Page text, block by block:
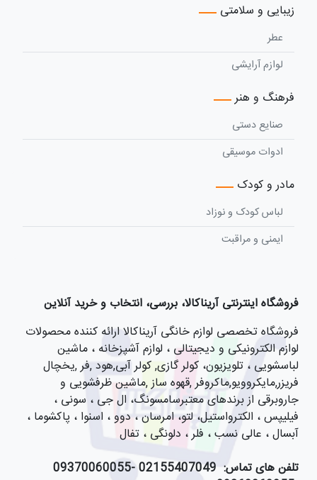
فروشگاه اینترنتی آریناکالا، بررسی، انتخاب و خرید آنلاین
فروشگاه تخصصی لوازم خانگی آریناکالا ارائه کننده محصولات
لوازم الکترونیکی و دیجیتالی ، لوازم آشپزخانه ، ماشین
لباسشویی ، تلویزیون، کولر گازی, کولر آبی,هود ,فر ,یخچال
فریزر,مایکروویو,ماکروفر ,قهوه ساز ,ماشین ظرفشویی و
جاروبرقی از برندهای معتبرسامسونگ، ال جی ، سونی ،
فیلیپس ، الکترواستیل، لتو، امرسان ، دوو ، اسنوا ، پاکشوما ،
آبسال ، عالی نسب ، فلر ، دلونگی ، تفال
تلفن های تماس:
021
55407049 -09370060055
زیبایی و سلامتی
عطر
لوازم آرایشی
فرهنگ و هنر
صنایع دستی
ادوات موسیقی
مادر و کودک
لباس کودک و نوزاد
ایمنی و مراقبت